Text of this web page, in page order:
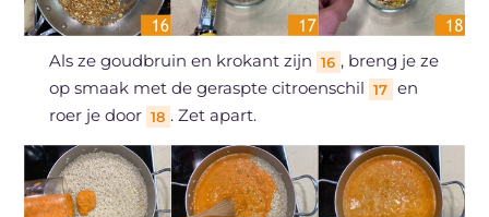
Als ze goudbruin en krokant zijn 16 , breng je ze
op smaak met de geraspte citroenschil 17 en
roer je door 18 . Zet apart.